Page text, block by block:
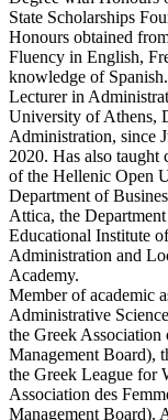
State Scholarships
Honours obtained
Fluency in English,
knowledge of Spanish.
Lecturer in
University of Athens,
Administration, since
2020. Has also taught
of the Hellenic Open
Department of
Attica, the
Educational Institute
Administration and
Academy.
Member of academic
Administrative
the Greek
Management Board),
the Greek League for
Association des
Management Board).